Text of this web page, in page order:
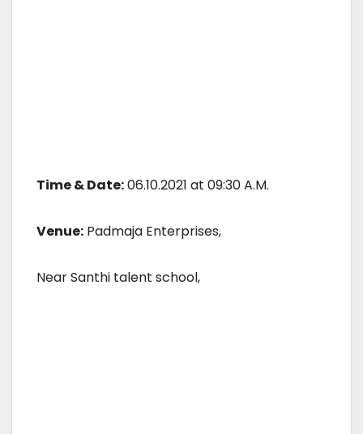
Time & Date:06.10.2021 at 09:30 A.M.
Venue: Padmaja Enterprises,
Near Santhi talent school,